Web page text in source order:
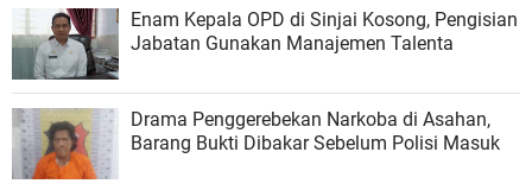
Enam Kepala OPD di Sinjai Kosong, Pengisian
Jabatan Gunakan Manajemen Talenta
Drama Penggerebekan Narkoba di Asahan,
Barang Bukti Dibakar Sebelum Polisi Masuk